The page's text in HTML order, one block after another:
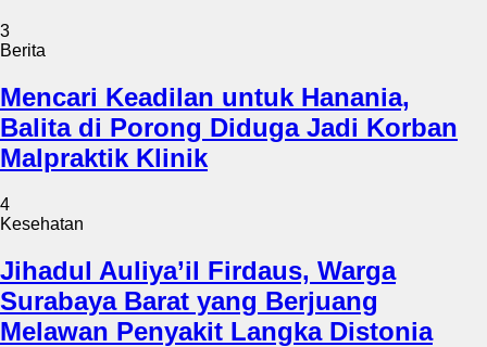
3
Berita
Mencari Keadilan untuk Hanania,
Balita di Porong Diduga Jadi Korban
Malpraktik Klinik
4
Kesehatan
Jihadul Auliya’il Firdaus, Warga
Surabaya Barat yang Berjuang
Melawan Penyakit Langka Distonia